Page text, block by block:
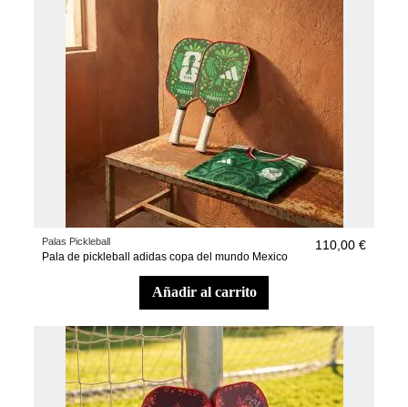
Palas Pickleball
Pala de pickleball adidas copa del mundo Mexico
110,00 €
añadir al carrito